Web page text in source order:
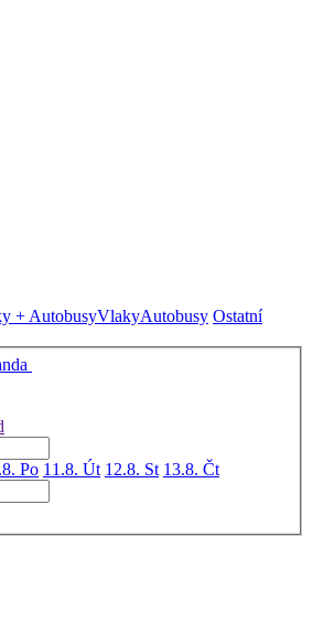
+ AutobusyVlakyAutobusy Ostatní
Po 11.8. Út 12.8. St 13.8. Čt